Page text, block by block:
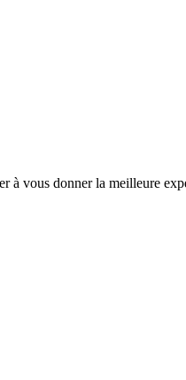
à vous donner la meilleure